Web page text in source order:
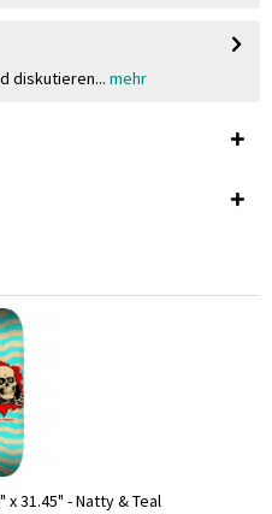
diskutieren... mehr
31.45" - Natty & Teal